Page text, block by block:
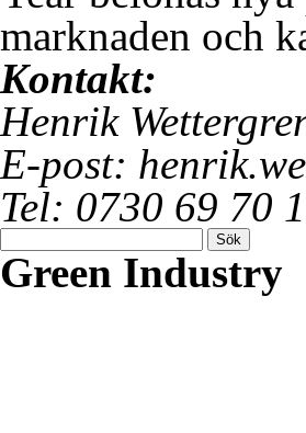
marknaden och
Kontakt:
Henrik
E-post:
Tel: 0730 69 70
Sök
efter:
Green Industry